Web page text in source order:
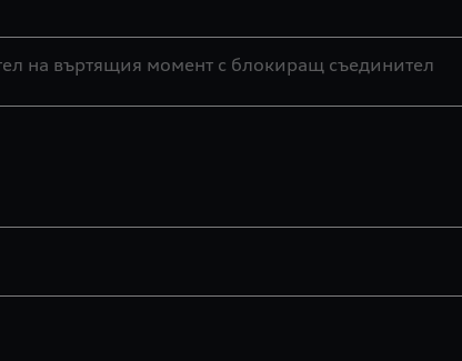
на въртящия момент с блокиращ съединител